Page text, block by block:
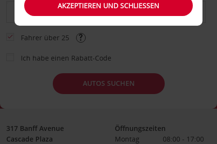
Fahrer über 25
Ich habe einen Rabatt-Code
AUTOS SUCHEN
317 Banff Avenue
Cascade Plaza
Öffnungszeiten
Montag
08:00 - 17:00
AKZEPTIEREN UND SCHLIESSEN